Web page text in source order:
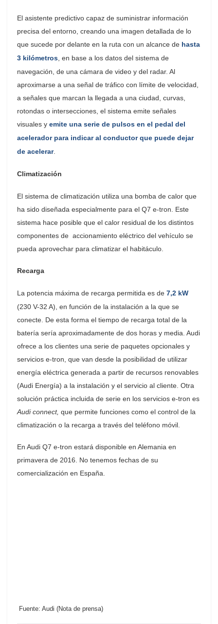
El asistente predictivo capaz de suministrar información
precisa del entorno, creando una imagen detallada de lo
que sucede por delante en la ruta con un alcance de hasta
3 kilómetros, en base a los datos del sistema de
navegación, de una cámara de video y del radar. Al
aproximarse a una señal de tráfico con límite de velocidad,
a señales que marcan la llegada a una ciudad, curvas,
rotondas o intersecciones, el sistema emite señales
visuales y emite una serie de pulsos en el pedal del
acelerador para indicar al conductor que puede dejar
de acelerar.
Climatización
El sistema de climatización utiliza una bomba de calor que
ha sido diseñada especialmente para el Q7 e-tron. Este
sistema hace posible que el calor residual de los distintos
componentes de accionamiento eléctrico del vehículo se
pueda aprovechar para climatizar el habitáculo.
Recarga
La potencia máxima de recarga permitida es de 7,2 kW
(230 V-32 A), en función de la instalación a la que se
conecte. De esta forma el tiempo de recarga total de la
batería sería aproximadamente de dos horas y media. Audi
ofrece a los clientes una serie de paquetes opcionales y
servicios e-tron, que van desde la posibilidad de utilizar
energía eléctrica generada a partir de recursos renovables
(Audi Energía) a la instalación y el servicio al cliente. Otra
solución práctica incluida de serie en los servicios e-tron es
Audi connect, que permite funciones como el control de la
climatización o la recarga a través del teléfono móvil.
En Audi Q7 e-tron estará disponible en Alemania en
primavera de 2016. No tenemos fechas de su
comercialización en España.
Fuente: Audi (Nota de prensa)